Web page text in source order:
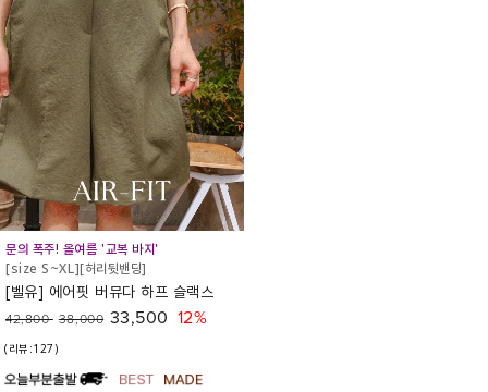
문의 폭주! 올여름 '교복 바지'
[size S~XL][허리뒷밴딩]
[벨유] 에어핏 버뮤다 하프 슬랙스
42,800 38,000 33,500 12%
(리뷰:127)